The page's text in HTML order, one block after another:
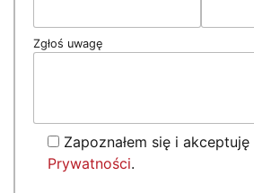
Zgłoś uwagę
Zapoznałem się i akceptuję
Prywatności.